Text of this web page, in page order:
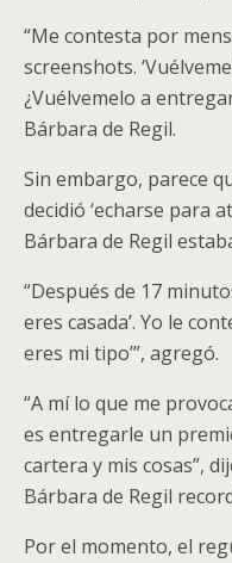
“Me contesta por
screenshots.
¿Vuélvemelo a
Bárbara de Regil.
Sin embargo, parece
decidió ‘echarse para
Bárbara de Regil
“Después de 17
eres casada’. Yo le
eres mi tipo’”, agregó.
“A mí lo que me
es entregarle un
cartera y mis cosas”,
Bárbara de Regil
Por el momento, el